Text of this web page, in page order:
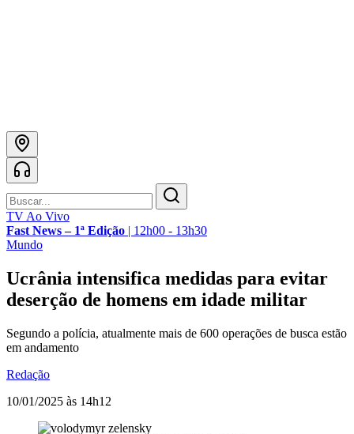
TV Ao Vivo
Fast News – 1ª Edição | 12h00 - 13h30
Mundo
Ucrânia intensifica medidas para evitar
deserção de homens em idade militar
Segundo a polícia, atualmente mais de 600 operações de busca estão
em andamento
Redação
10/01/2025 às 14h12